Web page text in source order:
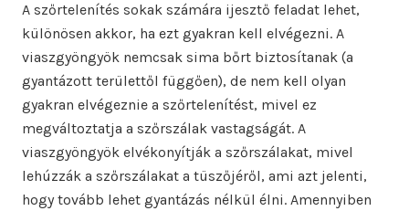
A szőrtelenítés sokak számára ijesztő feladat lehet,
különösen akkor, ha ezt gyakran kell elvégezni. A
viaszgyöngyök nemcsak sima bőrt biztosítanak (a
gyantázott területtől függően), de nem kell olyan
gyakran elvégeznie a szőrtelenítést, mivel ez
megváltoztatja a szőrszálak vastagságát. A
viaszgyöngyök elvékonyítják a szőrszálakat, mivel
lehúzzák a szőrszálakat a tüszőjéről, ami azt jelenti,
hogy tovább lehet gyantázás nélkül élni. Amennyiben